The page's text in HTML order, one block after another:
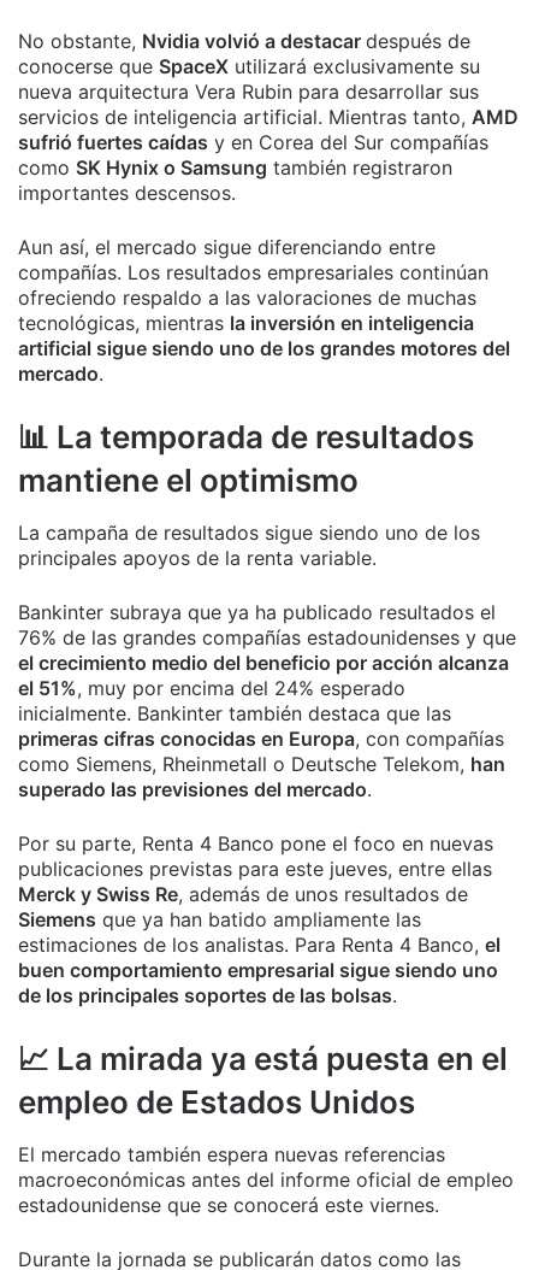
No obstante, Nvidia volvió a destacar después de
conocerse que SpaceX utilizará exclusivamente su
nueva arquitectura Vera Rubin para desarrollar sus
servicios de inteligencia artificial. Mientras tanto, AMD
sufrió fuertes caídas y en Corea del Sur compañías
como SK Hynix o Samsung también registraron
importantes descensos.
Aun así, el mercado sigue diferenciando entre
compañías. Los resultados empresariales continúan
ofreciendo respaldo a las valoraciones de muchas
tecnológicas, mientras la inversión en inteligencia
artificial sigue siendo uno de los grandes motores del
mercado.
📊 La temporada de resultados
mantiene el optimismo
La campaña de resultados sigue siendo uno de los
principales apoyos de la renta variable.
Bankinter subraya que ya ha publicado resultados el
76% de las grandes compañías estadounidenses y que
el crecimiento medio del beneficio por acción alcanza
el 51%, muy por encima del 24% esperado
inicialmente. Bankinter también destaca que las
primeras cifras conocidas en Europa, con compañías
como Siemens, Rheinmetall o Deutsche Telekom, han
superado las previsiones del mercado.
Por su parte, Renta 4 Banco pone el foco en nuevas
publicaciones previstas para este jueves, entre ellas
Merck y Swiss Re, además de unos resultados de
Siemens que ya han batido ampliamente las
estimaciones de los analistas. Para Renta 4 Banco, el
buen comportamiento empresarial sigue siendo uno
de los principales soportes de las bolsas.
📈 La mirada ya está puesta en el
empleo de Estados Unidos
El mercado también espera nuevas referencias
macroeconómicas antes del informe oficial de empleo
estadounidense que se conocerá este viernes.
Durante la jornada se publicarán datos como las